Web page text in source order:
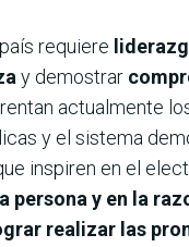
requiere
y demostrar
actualmente
y el sistema
inspiren en el
persona y en la
realizar las